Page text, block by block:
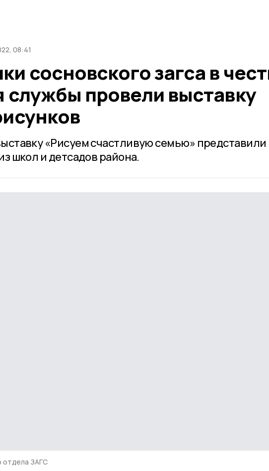
08:41
сосновского загса в
службы провели выставку
«Рисуем счастливую семью» представили
школ и детсадов района.
отдела ЗАГС